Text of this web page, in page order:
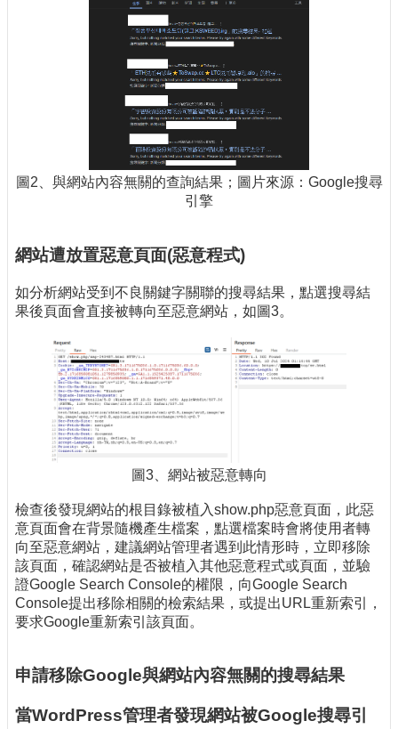
圖2、與網站內容無關的查詢結果；圖片來源：Google搜尋
引擎
網站遭放置惡意頁面(惡意程式)
如分析網站受到不良關鍵字關聯的搜尋結果，點選搜尋結
果後頁面會直接被轉向至惡意網站，如圖3。
圖3、網站被惡意轉向
檢查後發現網站的根目錄被植入show.php惡意頁面，此惡
意頁面會在背景隨機產生檔案，點選檔案時會將使用者轉
向至惡意網站，建議網站管理者遇到此情形時，立即移除
該頁面，確認網站是否被植入其他惡意程式或頁面，並驗
證Google Search Console的權限，向Google Search
Console提出移除相關的檢索結果，或提出URL重新索引，
要求Google重新索引該頁面。
申請移除Google與網站內容無關的搜尋結果
當WordPress管理者發現網站被Google搜尋引